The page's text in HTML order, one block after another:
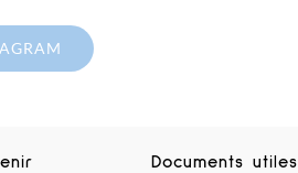
Documents utiles